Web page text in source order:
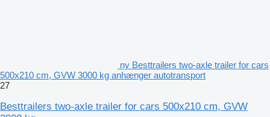
ny Besttrailers two-axle trailer for cars
500x210 cm, GVW 3000 kg anhænger autotransport
27
Besttrailers two-axle trailer for cars 500x210 cm, GVW